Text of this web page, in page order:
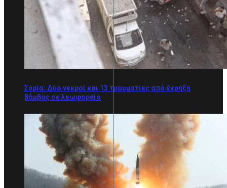
Συρία: Δύο νεκροί και 13 τραυματίες από έκρηξη
βόμβας σε λεωφορείο